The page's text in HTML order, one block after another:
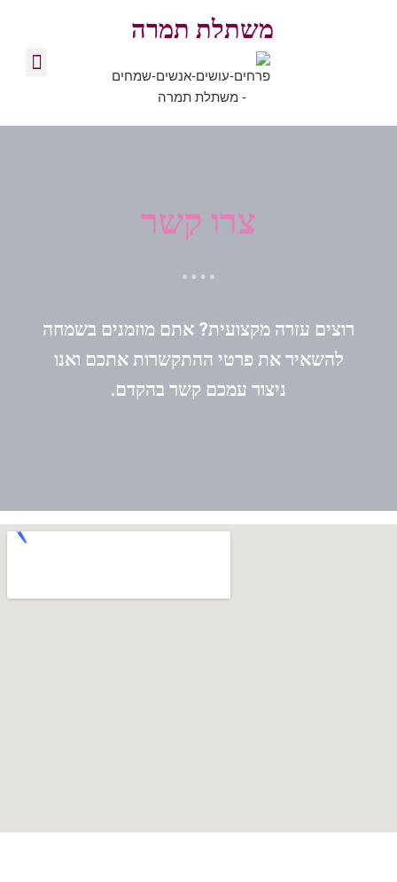
משתלת תמרה
צרו קשר
רוצים עזרה מקצועית? אתם מוזמנים בשמחה
להשאיר את פרטי ההתקשרות אתכם ואנו
ניצור עמכם קשר בהקדם.